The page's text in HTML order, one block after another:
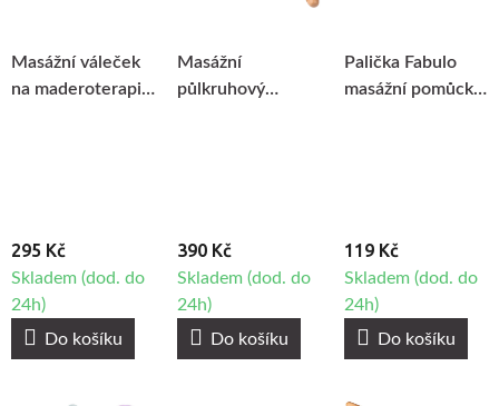
Masážní váleček
na maderoterapii
295 Kč
Skladem (dod. do
24h)
Do košíku
Masážní
půlkruhový
390 Kč
Skladem (dod. do
24h)
Do košíku
Palička Fabulo
masážní pomůcka
119 Kč
Skladem (dod. do
24h)
Do košíku